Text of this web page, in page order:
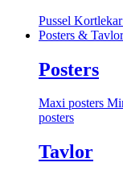
Pussel
Posters &
Posters
Maxi posters
posters
Tavlor